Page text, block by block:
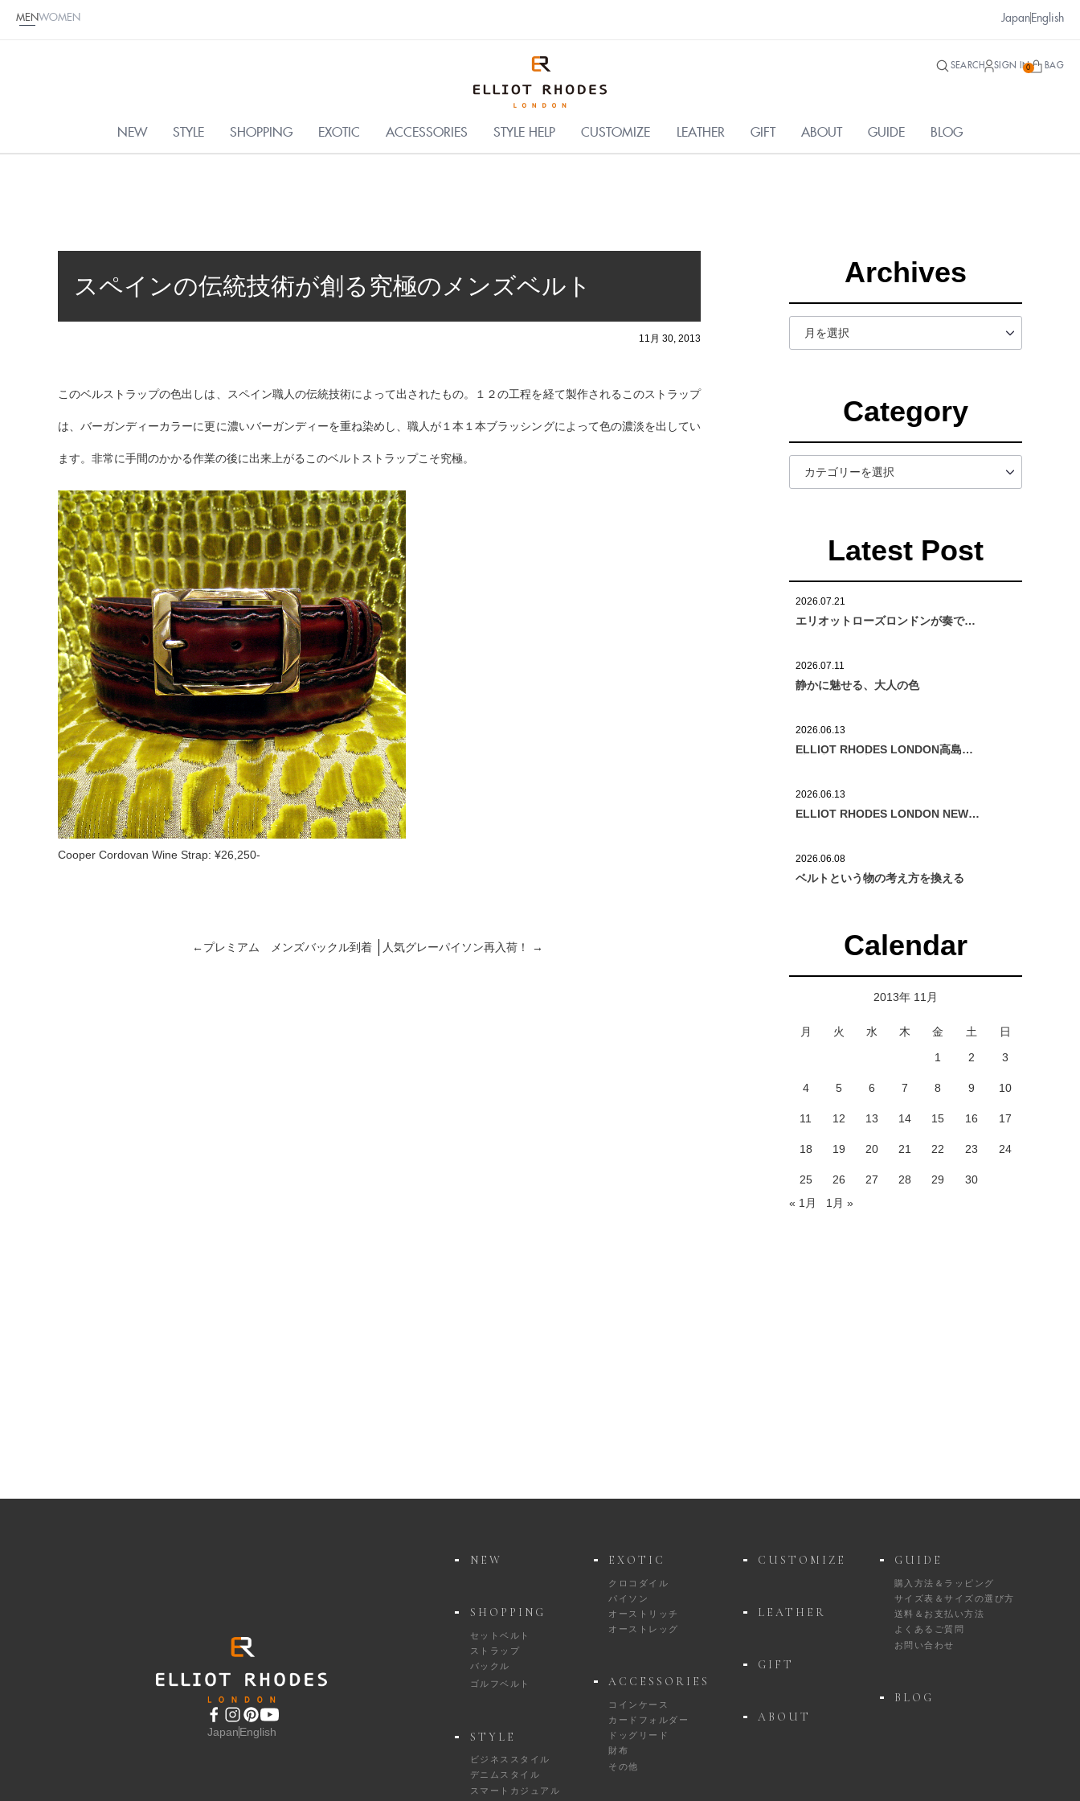
MENWOMEN JapanEnglish
SEARCH SIGN IN
0 BAG
NEW STYLE SHOPPING EXOTIC ACCESSORIES STYLE HELP CUSTOMIZE LEATHER GIFT ABOUT GUIDE BLOG
スペインの伝統技術が創る究極のメンズベルト
11月 30, 2013
このベルストラップの色出しは、スペイン職人の伝統技術によって出されたもの。１２の工程を経て製作されるこのストラップ
は、バーガンディーカラーに更に濃いバーガンディーを重ね染めし、職人が１本１本ブラッシングによって色の濃淡を出してい
ます。非常に手間のかかる作業の後に出来上がるこのベルトストラップこそ究極。
Cooper Cordovan Wine Strap: ¥26,250-
←プレミアム メンズバックル到着 人気グレーパイソン再入荷！ →
Archives
Category
Latest Post
2026.07.21
エリオットローズロンドンが奏でる
2026.07.11
静かに魅せる、大人の色
2026.06.13
ELLIOT RHODES LONDON高島屋
2026.06.13
ELLIOT RHODES LONDON NEW
2026.06.08
ベルトという物の考え方を換える
Calendar
2013年 11月
月 火 水 木 金 土
日
1
2 3
4 5 6 7 8 9 10
11 12 13 14 15 16 17
18 19 20 21 22 23 24
25 26 27 28 29
30
« 1月
1月 »
JapanEnglish
NEW
SHOPPING
セットベルト
ストラップ
バックル
ゴルフベルト
STYLE
ビジネススタイル
デニムスタイル
スマートカジュアル
EXOTIC
クロコダイル
パイソン
オーストリッチ
オーストレッグ
ACCESSORIES
コインケース
カードフォルダー
ドッグリード
財布
その他
CUSTOMIZE
LEATHER
GIFT
ABOUT
GUIDE
購入方法＆ラッピング
サイズ表＆サイズの選び方
送料＆お支払い方法
よくあるご質問
お問い合わせ
BLOG